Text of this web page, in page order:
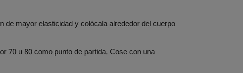
de mayor elasticidad y colócala alrededor del cuerpo
70 u 80 como punto de partida. Cose con una